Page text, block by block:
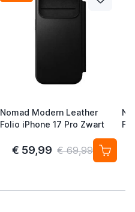
Nomad Modern Leather
Folio iPhone 17 Pro Zwart
€ 59,99 € 69,99